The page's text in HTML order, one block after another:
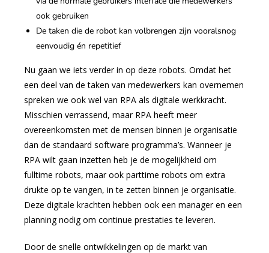
ook gebruiken
De taken die de robot kan volbrengen zijn vooralsnog
eenvoudig én repetitief
Nu gaan we iets verder in op deze robots. Omdat het
een deel van de taken van medewerkers kan overnemen
spreken we ook wel van RPA als digitale werkkracht.
Misschien verrassend, maar RPA heeft meer
overeenkomsten met de mensen binnen je organisatie
dan de standaard software programma’s. Wanneer je
RPA wilt gaan inzetten heb je de mogelijkheid om
fulltime robots, maar ook parttime robots om extra
drukte op te vangen, in te zetten binnen je organisatie.
Deze digitale krachten hebben ook een manager en een
planning nodig om continue prestaties te leveren.
Door de snelle ontwikkelingen op de markt van